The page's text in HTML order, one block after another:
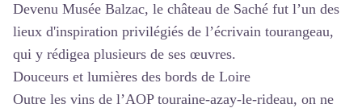
Devenu Musée Balzac, le château de Saché fut l’un des
lieux d'inspiration privilégiés de l’écrivain tourangeau,
qui y rédigea plusieurs de ses œuvres.
Douceurs et lumières des bords de Loire
Outre les vins de l’AOP touraine-azay-le-rideau, on ne